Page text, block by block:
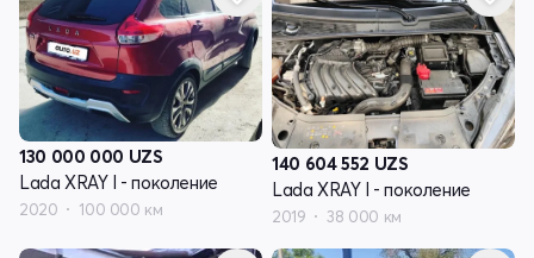
130 000 000 UZS
Lada XRAY I - поколение
2020 100 000 км
140 604 552 UZS
Lada XRAY I - поколение
2019 38 000 км